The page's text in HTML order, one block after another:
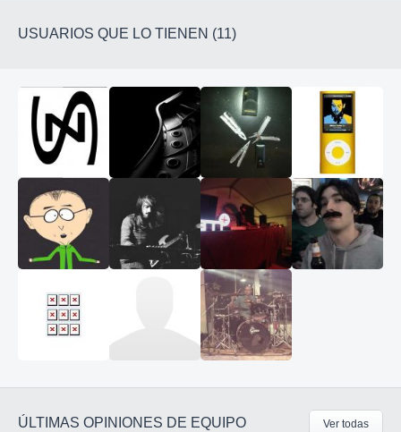
USUARIOS QUE LO TIENEN (11)
ÚLTIMAS OPINIONES DE EQUIPO Ver todas